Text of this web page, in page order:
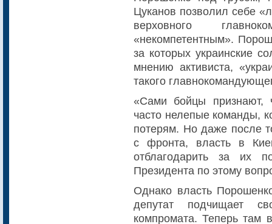
Цуканов позволил себе
верховного
«некомпетентным».
за которых украинские
мнению активиста,
такого
«Сами бойцы признают,
часто нелепые команды,
потерям. Но даже после
с фронта, власть в
отблагодарить за их
Президента по этому
Однако власть
депутат подчищает
компромата. Теперь там